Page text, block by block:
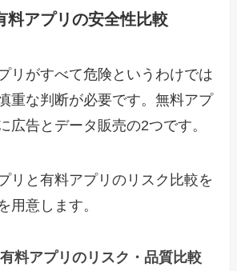
料アプリの安全性比較
リがすべて危険というわけでは
重な判断が必要です。無料アプ
広告とデータ販売の2つです。
リと有料アプリのリスク比較を
用意します。